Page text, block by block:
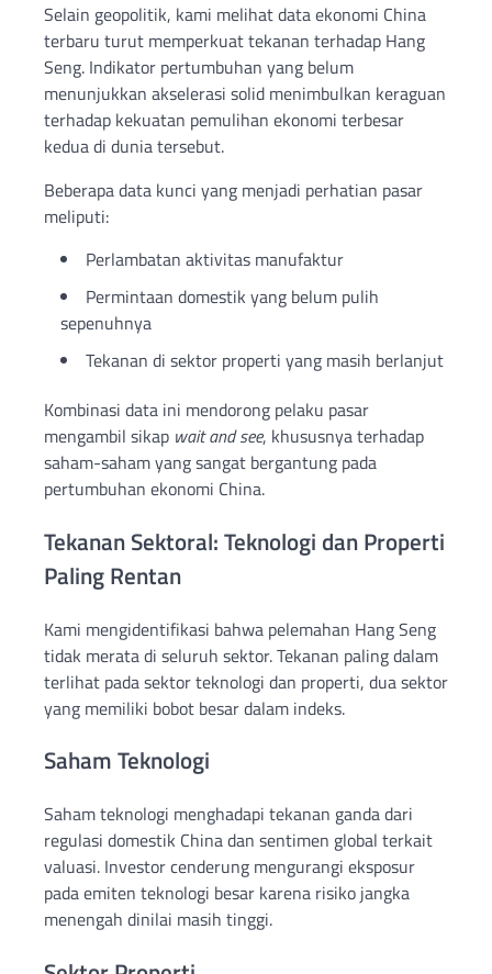
Selain geopolitik, kami melihat data ekonomi China
terbaru turut memperkuat tekanan terhadap Hang
Seng. Indikator pertumbuhan yang belum
menunjukkan akselerasi solid menimbulkan keraguan
terhadap kekuatan pemulihan ekonomi terbesar
kedua di dunia tersebut.
Beberapa data kunci yang menjadi perhatian pasar
meliputi:
Perlambatan aktivitas manufaktur
Permintaan domestik yang belum pulih
sepenuhnya
Tekanan di sektor properti yang masih berlanjut
Kombinasi data ini mendorong pelaku pasar
mengambil sikap wait and see, khususnya terhadap
saham-saham yang sangat bergantung pada
pertumbuhan ekonomi China.
Tekanan Sektoral: Teknologi dan Properti
Paling Rentan
Kami mengidentifikasi bahwa pelemahan Hang Seng
tidak merata di seluruh sektor. Tekanan paling dalam
terlihat pada sektor teknologi dan properti, dua sektor
yang memiliki bobot besar dalam indeks.
Saham Teknologi
Saham teknologi menghadapi tekanan ganda dari
regulasi domestik China dan sentimen global terkait
valuasi. Investor cenderung mengurangi eksposur
pada emiten teknologi besar karena risiko jangka
menengah dinilai masih tinggi.